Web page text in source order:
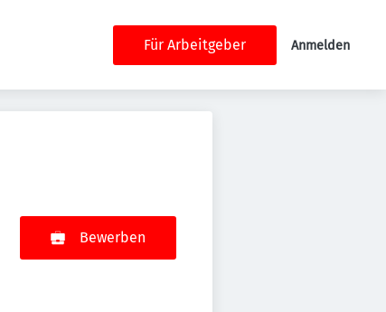
Für Arbeitgeber Anmelden
Bewerben